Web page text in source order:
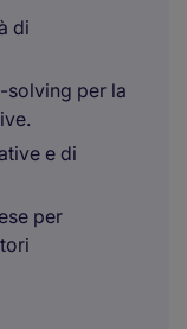
di
solving per la
e di
per